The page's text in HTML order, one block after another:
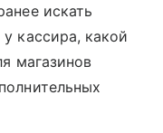
искать
кассира, какой
магазинов